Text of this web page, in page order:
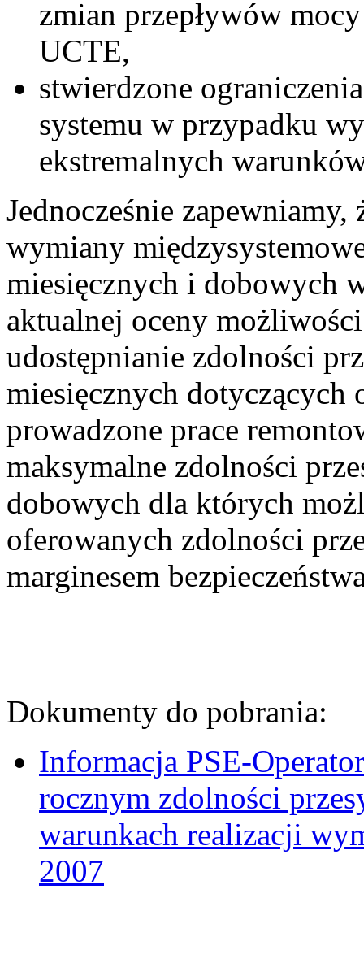
zmian przepływów
UCTE,
stwierdzone
systemu w przypadku
ekstremalnych
Jednocześnie
wymiany
miesięcznych i dobowych
aktualnej oceny
udostępnianie zdolności
miesięcznych dotyczących
prowadzone prace
maksymalne zdolności
dobowych dla których
oferowanych zdolności
marginesem
Dokumenty do pobrania:
Informacja PSE-
rocznym zdolności
warunkach realizacji
2007